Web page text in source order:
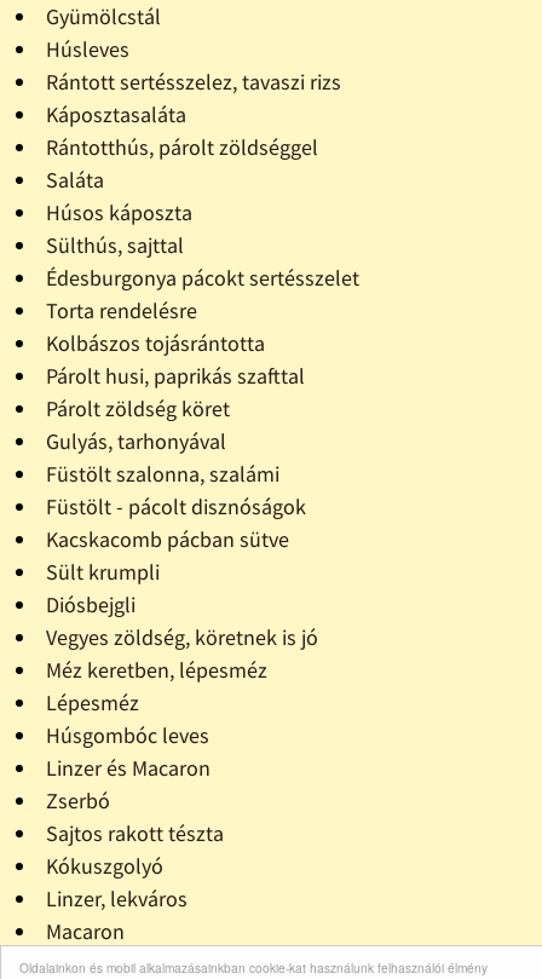
Oldalainkon és mobil alkalmazásainkban cookie-kat használunk felhasználói élmény
Gyümölcstál
Húsleves
Rántott sertésszelez, tavaszi rizs
Káposztasaláta
Rántotthús, párolt zöldséggel
Saláta
Húsos káposzta
Sülthús, sajttal
Édesburgonya pácokt sertésszelet
Torta rendelésre
Kolbászos tojásrántotta
Párolt husi, paprikás szafttal
Párolt zöldség köret
Gulyás, tarhonyával
Füstölt szalonna, szalámi
Füstölt - pácolt disznóságok
Kacskacomb pácban sütve
Sült krumpli
Diósbejgli
Vegyes zöldség, köretnek is jó
Méz keretben, lépesméz
Lépesméz
Húsgombóc leves
Linzer és Macaron
Zserbó
Sajtos rakott tészta
Kókuszgolyó
Linzer, lekváros
Macaron
Banán